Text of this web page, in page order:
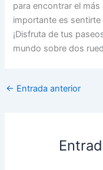
para encontrar el más
importante es
¡Disfruta de tus
mundo sobre dos
← Entrada anterior